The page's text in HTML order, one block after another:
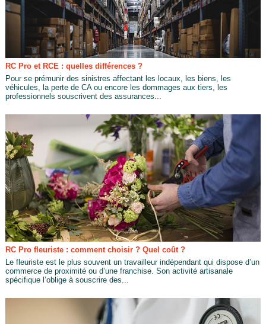
RC Pro et RCE : quelles différences ?
Pour se prémunir des sinistres affectant les locaux, les biens, les
véhicules, la perte de CA ou encore les dommages aux tiers, les
professionnels souscrivent des assurances...
RC Pro fleuriste : comment choisir ? Quel coût ?
Le fleuriste est le plus souvent un travailleur indépendant qui dispose d’un
commerce de proximité ou d’une franchise. Son activité artisanale
spécifique l’oblige à souscrire des...